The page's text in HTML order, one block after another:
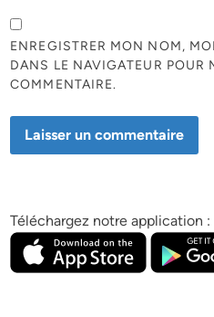
ENREGISTRER MON NOM,
DANS LE NAVIGATEUR POUR
COMMENTAIRE.
Téléchargez notre application :